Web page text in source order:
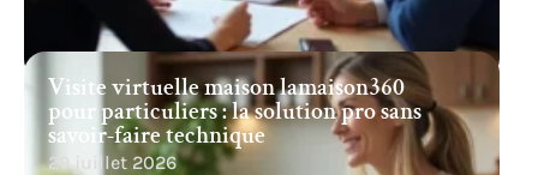
Visite virtuelle maison lamaison360
pour particuliers : la solution pro sans
savoir-faire technique
29 juillet 2026